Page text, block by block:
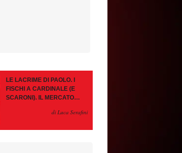
LE LACRIME DI PAOLO. I
FISCHI A CARDINALE (E
SCARONI). IL MERCATO
PAZIENZA, SE RESTA È
di Luca Serafini